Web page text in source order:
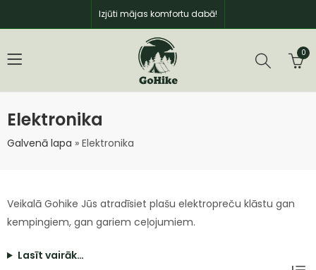
Izjūti mājas komfortu dabā!
0
Elektronika
Galvenā lapa » Elektronika
Veikalā Gohike Jūs atradīsiet plašu elektropreču klāstu gan
kempingiem, gan gariem ceļojumiem.
Lasīt vairāk…